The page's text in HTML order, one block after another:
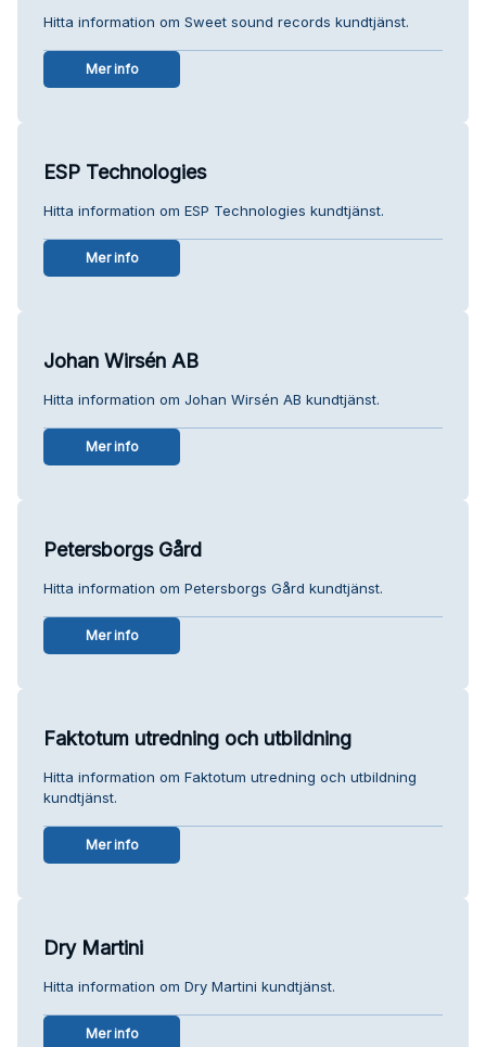
Hitta information om Sweet sound records kundtjänst.
Mer info
ESP Technologies
Hitta information om ESP Technologies kundtjänst.
Mer info
Johan Wirsén AB
Hitta information om Johan Wirsén AB kundtjänst.
Mer info
Petersborgs Gård
Hitta information om Petersborgs Gård kundtjänst.
Mer info
Faktotum utredning och utbildning
Hitta information om Faktotum utredning och utbildning
kundtjänst.
Mer info
Dry Martini
Hitta information om Dry Martini kundtjänst.
Mer info